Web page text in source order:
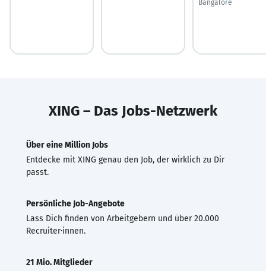
Bangalore
XING – Das Jobs-Netzwerk
Über eine Million Jobs
Entdecke mit XING genau den Job, der wirklich zu Dir
passt.
Persönliche Job-Angebote
Lass Dich finden von Arbeitgebern und über 20.000
Recruiter·innen.
21 Mio. Mitglieder